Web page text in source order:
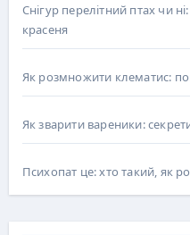
Снігур перелітний птах чи
красеня
Як розмножити клематис:
Як зварити вареники:
Психопат це: хто такий, як